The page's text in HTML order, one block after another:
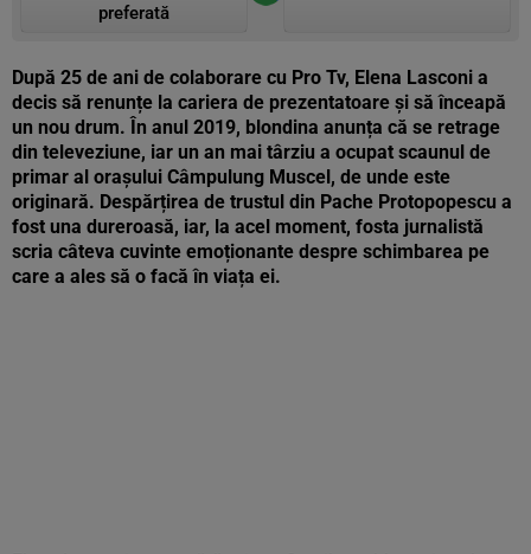
preferată
După 25 de ani de colaborare cu Pro Tv, Elena Lasconi a
decis să renunțe la cariera de prezentatoare și să înceapă
un nou drum. În anul 2019, blondina anunța că se retrage
din televeziune, iar un an mai târziu a ocupat scaunul de
primar al orașului Câmpulung Muscel, de unde este
originară. Despărțirea de trustul din Pache Protopopescu a
fost una dureroasă, iar, la acel moment, fosta jurnalistă
scria câteva cuvinte emoționante despre schimbarea pe
care a ales să o facă în viața ei.